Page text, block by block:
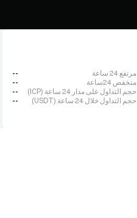
مرتفع 24 ساعة
--
منخفض 24ساعة
--
حجم التداول على مدار 24 ساعة (ICP)
--
حجم التداول خلال 24 ساعة (USDT)
--